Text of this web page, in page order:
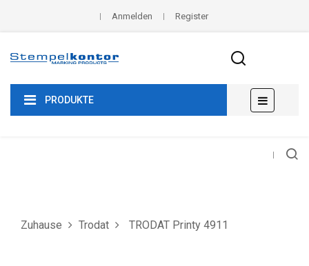
Anmelden Register
PRODUKTE
der
☰
Zuhause Trodat TRODAT Printy 4911